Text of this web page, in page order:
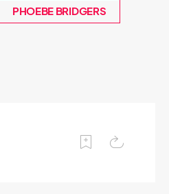
PHOEBE BRIDGERS